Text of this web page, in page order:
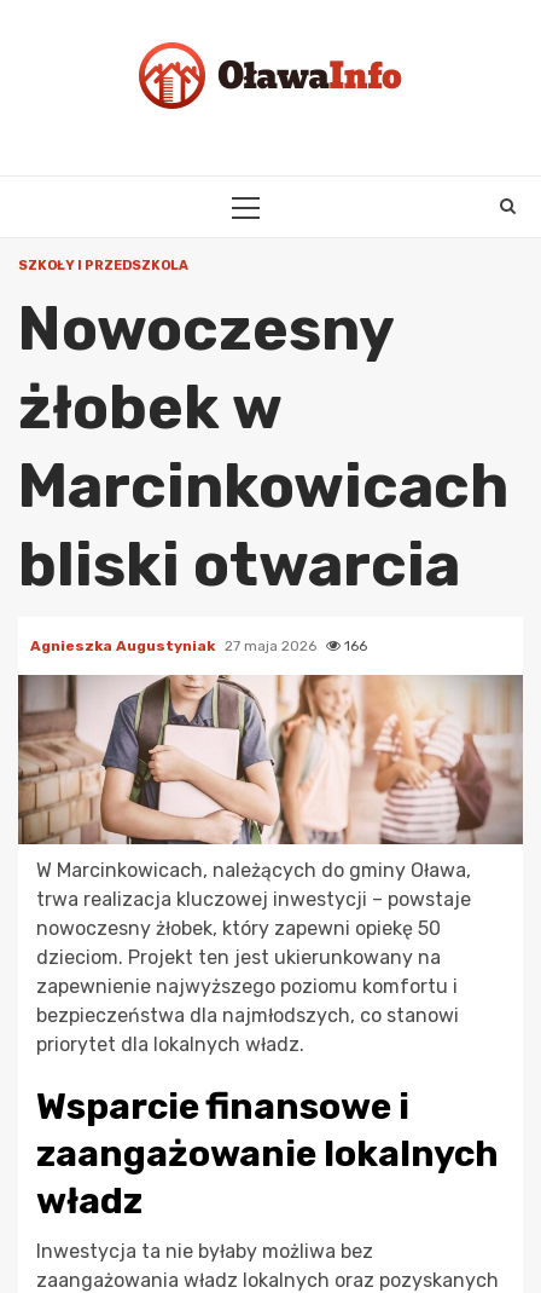
PRIMARY
SZKOŁY I PRZEDSZKOLA
Nowoczesny
żłobek w
Marcinkowicach
bliski otwarcia
Agnieszka Augustyniak 27 maja 2026 166
W Marcinkowicach, należących do gminy Oława,
trwa realizacja kluczowej inwestycji – powstaje
nowoczesny żłobek, który zapewni opiekę 50
dzieciom. Projekt ten jest ukierunkowany na
zapewnienie najwyższego poziomu komfortu i
bezpieczeństwa dla najmłodszych, co stanowi
priorytet dla lokalnych władz.
Wsparcie finansowe i
zaangażowanie lokalnych
władz
Inwestycja ta nie byłaby możliwa bez
zaangażowania władz lokalnych oraz pozyskanych